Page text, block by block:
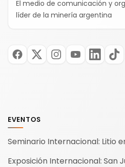
El medio de comunicación y
líder de la minería argentina
EVENTOS
Seminario Internacional: Litio
Exposición Internacional: San